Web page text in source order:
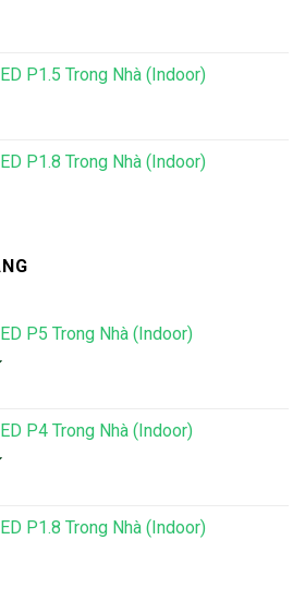
P1.5 Trong Nhà (Indoor)
P1.8 Trong Nhà (Indoor)
P5 Trong Nhà (Indoor)
P4 Trong Nhà (Indoor)
P1.8 Trong Nhà (Indoor)